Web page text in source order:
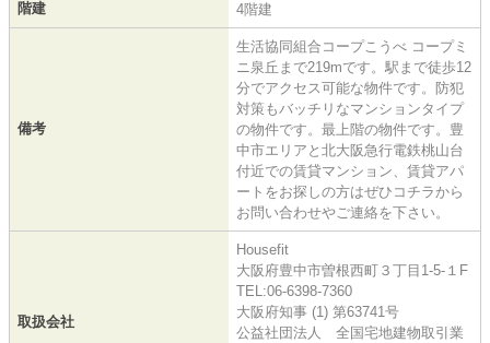
階建 4階建
備考
生活協同組合コープこうべ コープミ
ニ泉丘まで219mです。駅まで徒歩12
分でアクセス可能な物件です。防犯
対策もバッチリなマンションタイプ
の物件です。最上階の物件です。豊
中市エリアと北大阪急行電鉄桃山台
付近での賃貸マンション、賃貸アパ
ートをお探しの方はぜひコチラから
お問い合わせやご連絡を下さい。
取扱会社
Housefit
大阪府豊中市曽根西町３丁目1-5-１F
TEL:06-6398-7360
大阪府知事 (1) 第63741号
公益社団法人 全国宅地建物取引業